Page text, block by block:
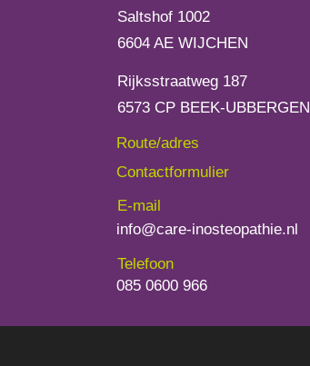
Saltshof 1002
6604 AE WIJCHEN
Rijksstraatweg 187
6573 CP BEEK-UBBERGEN
Route/adres
Contactformulier
E-mail
info@care-inosteopathie.nl
Telefoon
085 0600 966